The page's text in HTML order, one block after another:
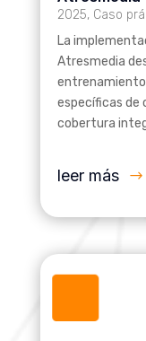
2025, Caso
La
Atresmedia
entrenamiento
específicas de
cobertura
leer más